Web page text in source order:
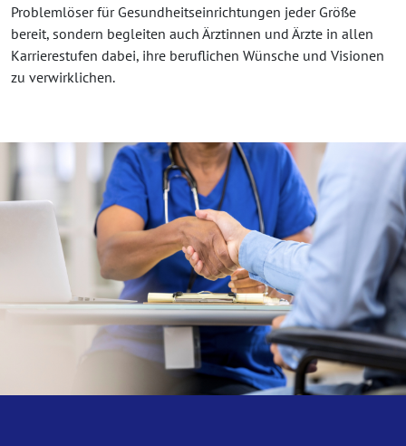
Problemlöser für Gesundheitseinrichtungen jeder Größe
bereit, sondern begleiten auch Ärztinnen und Ärzte in allen
Karrierestufen dabei, ihre beruflichen Wünsche und Visionen
zu verwirklichen.